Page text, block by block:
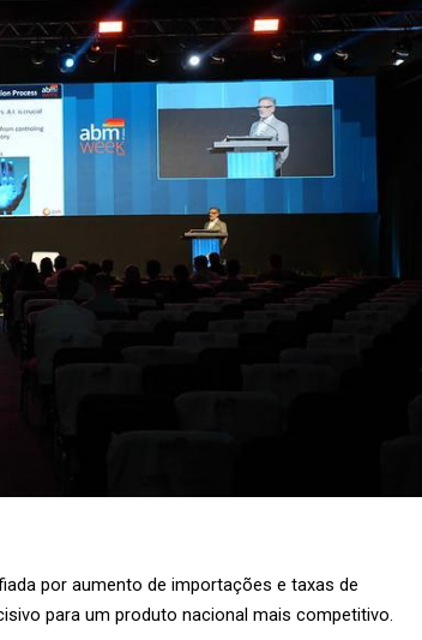
por aumento de importações e taxas de
para um produto nacional mais competitivo.